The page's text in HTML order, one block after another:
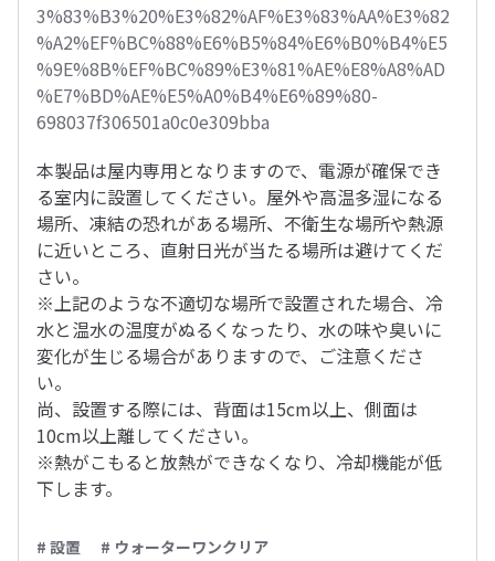
3%83%B3%20%E3%82%AF%E3%83%AA%E3%82
%A2%EF%BC%88%E6%B5%84%E6%B0%B4%E5
%9E%8B%EF%BC%89%E3%81%AE%E8%A8%AD
%E7%BD%AE%E5%A0%B4%E6%89%80-
698037f306501a0c0e309bba
本製品は屋内専用となりますので、電源が確保でき
る室内に設置してください。屋外や高温多湿になる
場所、凍結の恐れがある場所、不衛生な場所や熱源
に近いところ、直射日光が当たる場所は避けてくだ
さい。
※上記のような不適切な場所で設置された場合、冷
水と温水の温度がぬるくなったり、水の味や臭いに
変化が生じる場合がありますので、ご注意くださ
い。
尚、設置する際には、背面は15cm以上、側面は
10cm以上離してください。
※熱がこもると放熱ができなくなり、冷却機能が低
下します。
# 設置 # ウォーターワンクリア